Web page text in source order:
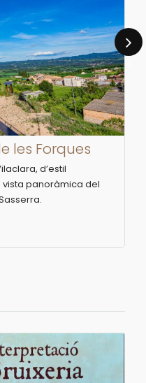
les Forques
d’estil
vista panoràmica del